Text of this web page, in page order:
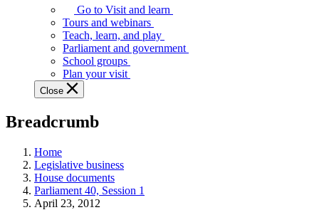
Assembly
offers
variety
guided
tours,
education
teaching
and
more.
Go to Visit and learn
Tours and webinars
Teach, learn, and play
Parliament and government
School groups
Plan your visit
Close
Breadcrumb
Home
Legislative business
House documents
Parliament 40, Session 1
April 23, 2012